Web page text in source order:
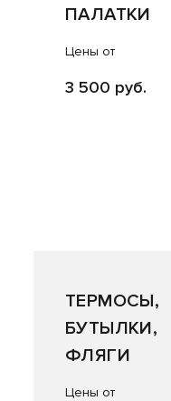
ПАЛАТКИ
Цены от
3 500 руб.
ТЕРМОСЫ,
БУТЫЛКИ,
ФЛЯГИ
Цены от